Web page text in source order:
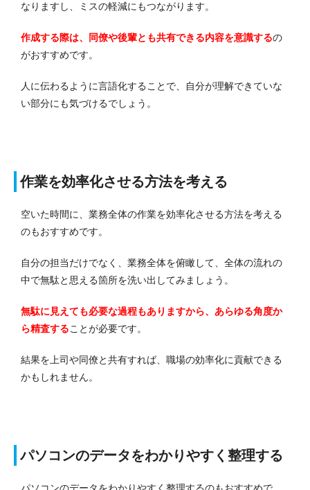
なりますし、ミスの軽減にもつながります。
作成する際は、同僚や後輩とも共有できる内容を意識するの
がおすすめです。
人に伝わるように言語化することで、自分が理解できていな
い部分にも気づけるでしょう。
作業を効率化させる方法を考える
空いた時間に、業務全体の作業を効率化させる方法を考える
のもおすすめです。
自分の担当だけでなく、業務全体を俯瞰して、全体の流れの
中で無駄と思える箇所を洗い出してみましょう。
無駄に見えても必要な過程もありますから、あらゆる角度か
ら精査することが必要です。
結果を上司や同僚と共有すれば、職場の効率化に貢献できる
かもしれません。
パソコンのデータをわかりやすく整理する